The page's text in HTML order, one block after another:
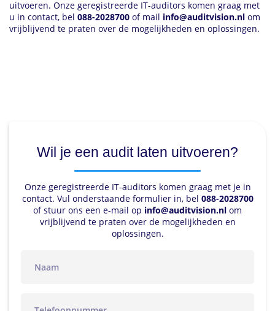
uitvoeren. Onze geregistreerde IT-auditors komen graag met
u in contact, bel 088-2028700 of mail info@auditvision.nl om
vrijblijvend te praten over de mogelijkheden en oplossingen.
Wil je een audit laten uitvoeren?
Onze geregistreerde IT-auditors komen graag met je in
contact. Vul onderstaande formulier in, bel 088-2028700
of stuur ons een e-mail op info@auditvision.nl om
vrijblijvend te praten over de mogelijkheden en
oplossingen.